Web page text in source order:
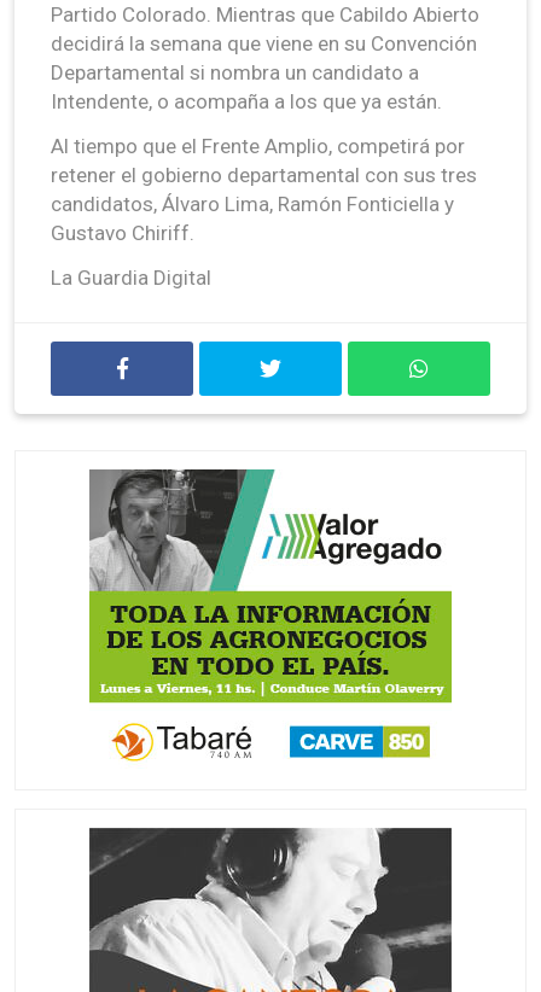
Partido Colorado. Mientras que Cabildo Abierto
decidirá la semana que viene en su Convención
Departamental si nombra un candidato a
Intendente, o acompaña a los que ya están.
Al tiempo que el Frente Amplio, competirá por
retener el gobierno departamental con sus tres
candidatos, Álvaro Lima, Ramón Fonticiella y
Gustavo Chiriff.
La Guardia Digital